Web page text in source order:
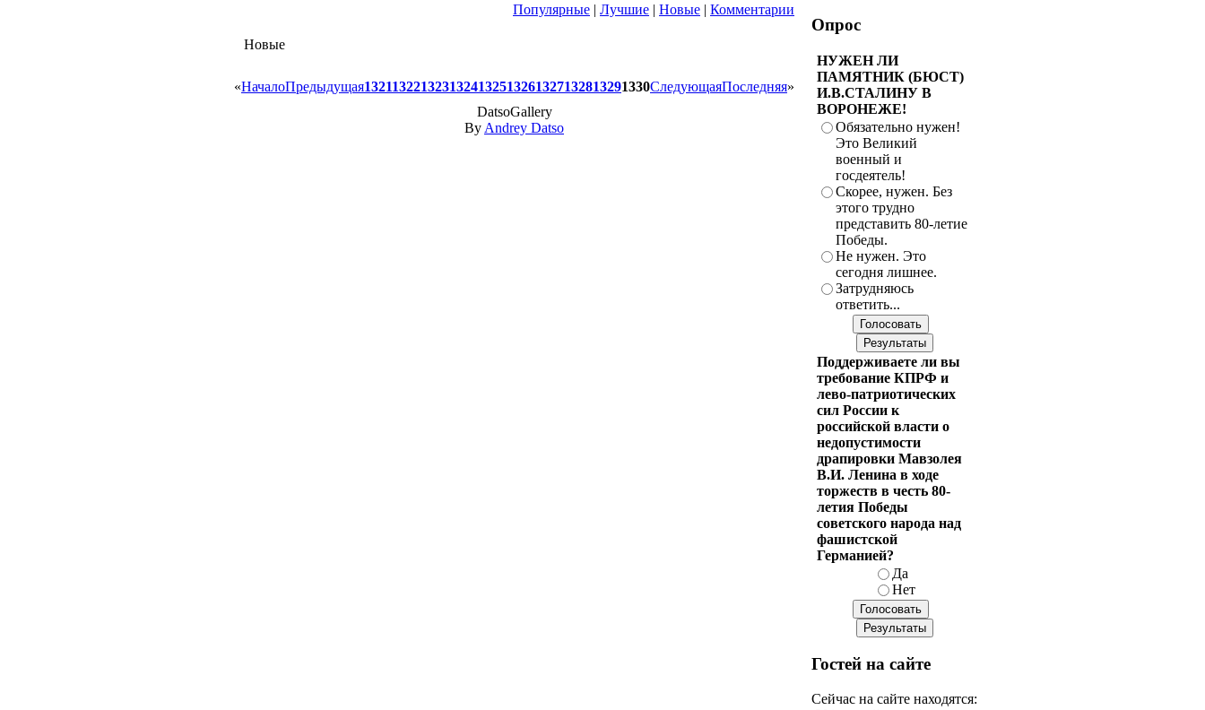
Популярные | Лучшие | Новые | Комментарии
Новые
«НачалоПредыдущая1321132213231324132513261327132813291330СледующаяПоследняя»
DatsoGallery
By Andrey Datso
Опрос
НУЖЕН ЛИ
ПАМЯТНИК (БЮСТ)
И.В.СТАЛИНУ В
ВОРОНЕЖЕ!
Обязательно нужен!
Это Великий
военный и
госдеятель!
Скорее, нужен. Без
этого трудно
представить 80-летие
Победы.
Не нужен. Это
сегодня лишнее.
Затрудняюсь
ответить...
Поддерживаете ли вы
требование КПРФ и
лево-патриотических
сил России к
российской власти о
недопустимости
драпировки Мавзолея
В.И. Ленина в ходе
торжеств в честь 80-
летия Победы
советского народа над
фашистской
Германией?
Да
Нет
Гостей на сайте
Сейчас на сайте находятся: